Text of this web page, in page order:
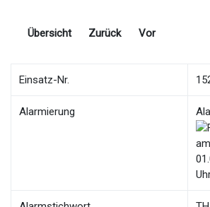
Übersicht Zurück Vor
Einsatz-Nr.
Alarmierung